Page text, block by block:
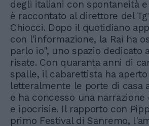
degli italiani con spontaneità
è raccontato al direttore del
Chiocci. Dopo il quotidiano
con l'informazione, la Rai ha
parlo io", uno spazio dedicato
risate. Con quaranta anni di
spalle, il cabarettista ha aperto
letteralmente le porte di casa
e ha concesso una narrazione
e ipocrisie. Il rapporto con
primo Festival di Sanremo,